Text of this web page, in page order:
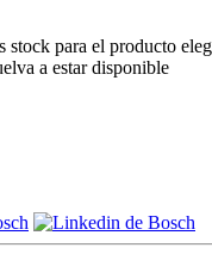
stock para el producto
a estar disponible